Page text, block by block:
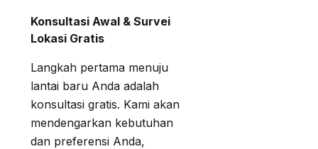
Konsultasi Awal & Survei
Lokasi Gratis
Langkah pertama menuju
lantai baru Anda adalah
konsultasi gratis. Kami akan
mendengarkan kebutuhan
dan preferensi Anda,